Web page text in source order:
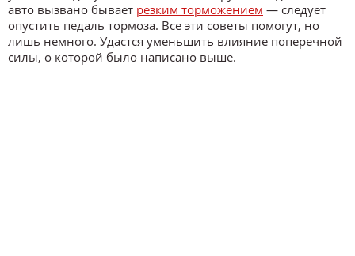
авто вызвано бывает резким торможением — следует
опустить педаль тормоза. Все эти советы помогут, но
лишь немного. Удастся уменьшить влияние поперечной
силы, о которой было написано выше.